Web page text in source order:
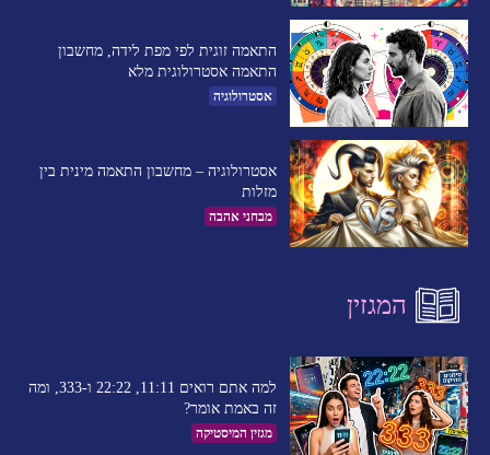
התאמה זוגית לפי מפת לידה, מחשבון
התאמה אסטרולוגית מלא
אסטרולוגיה
אסטרולוגיה – מחשבון התאמה מינית בין
מזלות
מבחני אהבה
המגזין
למה אתם רואים 11:11, 22:22 ו-333, ומה
זה באמת אומר?
מגזין המיסטיקה